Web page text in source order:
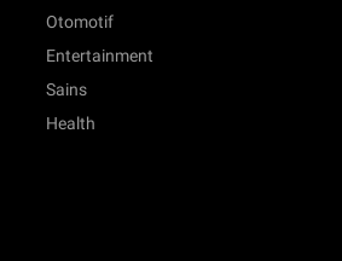
Otomotif
Entertainment
Sains
Health